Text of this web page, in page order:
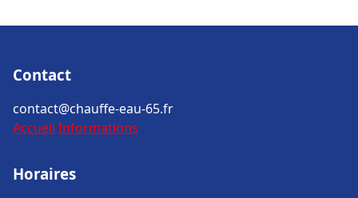
Contact
contact@chauffe-eau-65.fr
Accueil Informations
Horaires